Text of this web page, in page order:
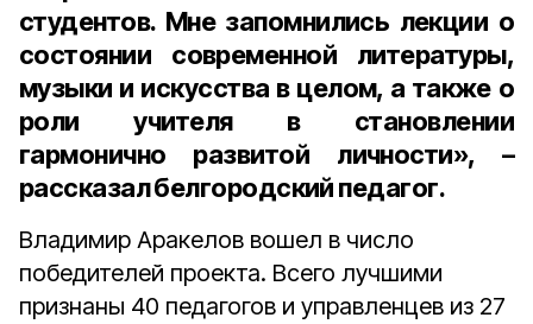
студентов. Мне запомнились лекции о
состоянии современной литературы,
музыки и искусства в целом, а также о
роли учителя в становлении
гармонично развитой личности», –
рассказал белгородский педагог.
Владимир Аракелов вошел в число
победителей проекта. Всего лучшими
признаны 40 педагогов и управленцев из 27